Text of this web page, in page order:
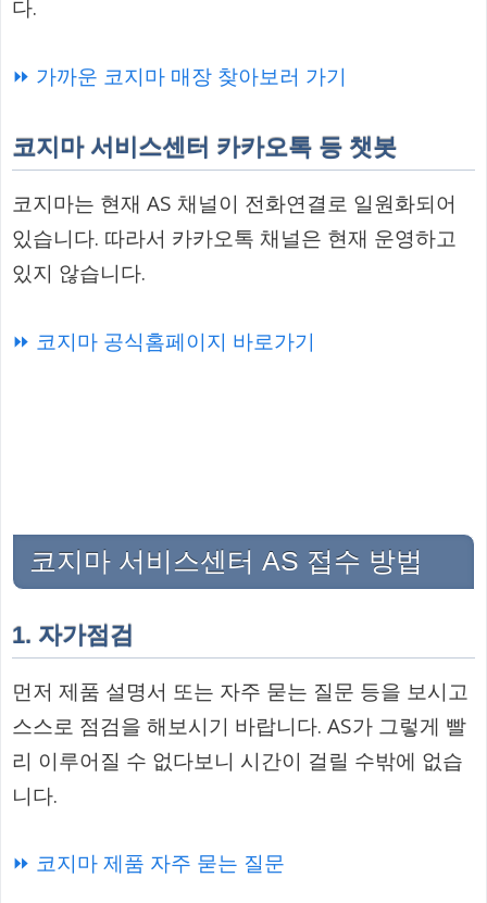
다.
⏩ 가까운 코지마 매장 찾아보러 가기
코지마 서비스센터 카카오톡 등 챗봇
코지마는 현재 AS 채널이 전화연결로 일원화되어
있습니다. 따라서 카카오톡 채널은 현재 운영하고
있지 않습니다.
⏩ 코지마 공식홈페이지 바로가기
코지마 서비스센터 AS 접수 방법
1. 자가점검
먼저 제품 설명서 또는 자주 묻는 질문 등을 보시고
스스로 점검을 해보시기 바랍니다. AS가 그렇게 빨
리 이루어질 수 없다보니 시간이 걸릴 수밖에 없습
니다.
⏩ 코지마 제품 자주 묻는 질문